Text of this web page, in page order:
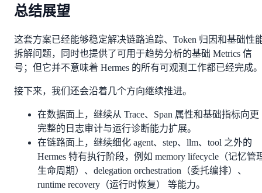
总结展望
这套方案已经能够稳定解决链路追踪、Token 归因和基础性
拆解问题，同时也提供了可用于趋势分析的基础 Metrics 信
号；但它并不意味着 Hermes 的所有可观测工作都已经完成。
接下来，我们还会沿着几个方向继续推进。
在数据面上，继续从 Trace、Span 属性和基础指标向更
完整的日志审计与运行诊断能力扩展。
在链路面上，继续细化 agent、step、llm、tool 之外的
Hermes 特有执行阶段，例如 memory lifecycle（记忆管
生命周期）、delegation orchestration（委托编排）、
runtime recovery（运行时恢复） 等能力。